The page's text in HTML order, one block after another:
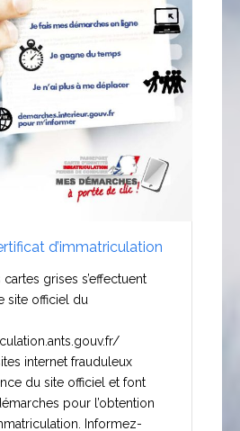
d’immatriculation
cartes grises s’effectuent
site officiel du
internet frauduleux
du site officiel et font
pour l’obtention
Informez-